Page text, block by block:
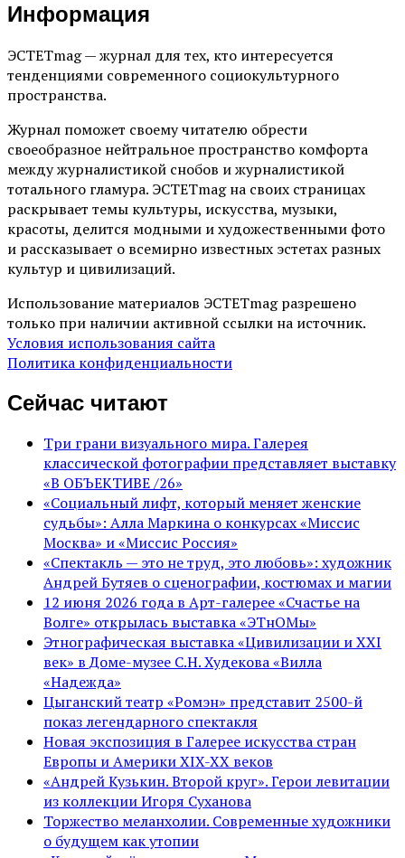
Информация
ЭСТЕТmag — журнал для тех, кто интересуется
тенденциями современного социокультурного
пространства.
Журнал поможет своему читателю обрести
своеобразное нейтральное пространство комфорта
между журналистикой снобов и журналистикой
тотального гламура. ЭСТЕТmag на своих страницах
раскрывает темы культуры, искусства, музыки,
красоты, делится модными и художественными фото
и рассказывает о всемирно известных эстетах разных
культур и цивилизаций.
Использование материалов ЭСТЕТmag разрешено
только при наличии активной ссылки на источник.
Условия использования сайта
Политика конфиденциальности
Сейчас читают
Три грани визуального мира. Галерея
классической фотографии представляет выставку
«В ОБЪЕКТИВЕ /26»
«Социальный лифт, который меняет женские
судьбы»: Алла Маркина о конкурсах «Миссис
Москва» и «Миссис Россия»
«Спектакль — это не труд, это любовь»: художник
Андрей Бутяев о сценографии, костюмах и магии
12 июня 2026 года в Арт-галерее «Счастье на
Волге» открылась выставка «ЭТнОМы»
Этнографическая выставка «Цивилизации и ХХI
век» в Доме-музее С.Н. Худекова «Вилла
«Надежда»
Цыганский театр «Ромэн» представит 2500-й
показ легендарного спектакля
Новая экспозиция в Галерее искусства стран
Европы и Америки XIX-XX веков
«Андрей Кузькин. Второй круг». Герои левитации
из коллекции Игоря Суханова
Торжество меланхолии. Современные художники
о будущем как утопии